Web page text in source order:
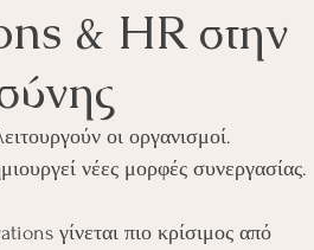
& HR στην
οι οργανισμοί.
νέες μορφές συνεργασίας.
γίνεται πιο κρίσιμος από